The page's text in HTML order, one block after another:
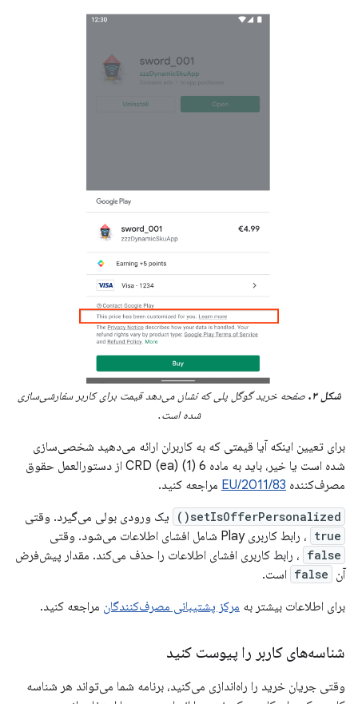
شکل ۳.
صفحه خرید گوگل پلی که نشان می‌دهد قیمت برای کاربر سفارشی‌سازی
شده است.
برای تعیین اینکه آیا قیمتی که به کاربران ارائه می‌دهید شخصی‌سازی
شده است یا خیر، باید به ماده 6 (1) (ea) CRD از دستورالعمل حقوق
مصرف‌کننده 2011/83/EU مراجعه کنید.
setIsOfferPersonalized() یک ورودی بولی می‌گیرد. وقتی
true ، رابط کاربری Play شامل افشای اطلاعات می‌شود. وقتی
false ، رابط کاربری افشای اطلاعات را حذف می‌کند. مقدار پیش‌فرض
آن false است.
برای اطلاعات بیشتر به مرکز پشتیبانی مصرف‌کنندگان مراجعه کنید.
شناسه‌های کاربر را پیوست کنید
وقتی جریان خرید را راه‌اندازی می‌کنید، برنامه شما می‌تواند هر شناسه